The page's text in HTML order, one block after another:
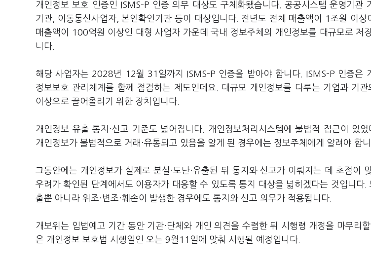
개인정보 보호 인증인 ISMS-P 인증 의무 대상도 구체화됐습니다. 공공시스템 운영기관
기관, 이동통신사업자, 본인확인기관 등이 대상입니다. 전년도 전체 매출액이 1조원 이상
매출액이 100억원 이상인 대형 사업자 가운데 국내 정보주체의 개인정보를 대규모로 저
니다.
해당 사업자는 2028년 12월 31일까지 ISMS-P 인증을 받아야 합니다. ISMS-P 인증은
정보보호 관리체계를 함께 점검하는 제도인데요. 대규모 개인정보를 다루는 기업과 기
이상으로 끌어올리기 위한 장치입니다.
개인정보 유출 통지·신고 기준도 넓어집니다. 개인정보처리시스템에 불법적 접근이 있
개인정보가 불법적으로 거래·유통되고 있음을 알게 된 경우에는 정보주체에게 알려야 합니
그동안에는 개인정보가 실제로 분실·도난·유출된 뒤 통지와 신고가 이뤄지는 데 초점이
우려가 확인된 단계에서도 이용자가 대응할 수 있도록 통지 대상을 넓히겠다는 것입니다.
출뿐 아니라 위조·변조·훼손이 발생한 경우에도 통지와 신고 의무가 적용됩니다.
개보위는 입법예고 기간 동안 기관·단체와 개인 의견을 수렴한 뒤 시행령 개정을 마무리
은 개인정보 보호법 시행일인 오는 9월11일에 맞춰 시행될 예정입니다.